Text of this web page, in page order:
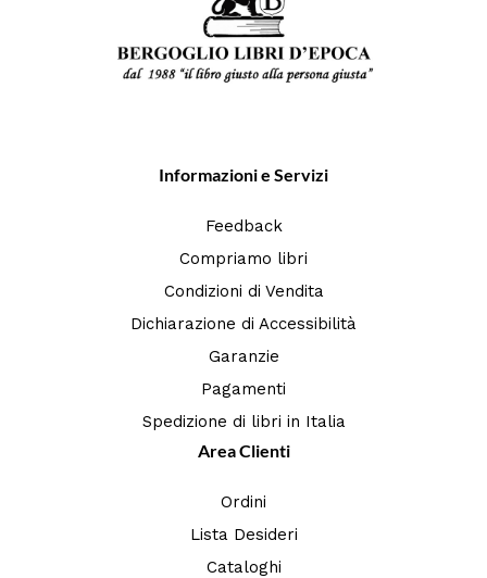
Informazioni e Servizi
Feedback
Compriamo libri
Condizioni di Vendita
Dichiarazione di Accessibilità
Garanzie
Pagamenti
Spedizione di libri in Italia
Area Clienti
Ordini
Lista Desideri
Cataloghi